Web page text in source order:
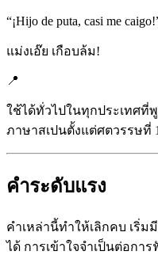
“¡Hijo de puta, casi me caigo!
แม่งเอ๊ย เกือบล้ม!
📍
ใช้ได้ทั่วไปในทุกประเทศที่
ภาษาสเปนตั้งแต่ศตวรรษที่
คำระดับแรง
คำเหล่านี้ทำให้เลิกคบ เริ่ม
ได้ การเข้าใจจำเป็นต่อการ